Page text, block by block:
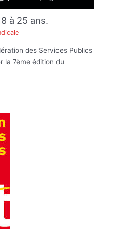
à 25 ans.
des Services Publics
la 7ème édition du